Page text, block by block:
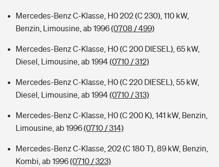
Mercedes-Benz C-Klasse, H0 202 (C 230), 110 kW,
Benzin, Limousine, ab 1996(0708 / 499)
Mercedes-Benz C-Klasse, H0 (C 200 DIESEL), 65 kW,
Diesel, Limousine, ab 1994(0710 / 312)
Mercedes-Benz C-Klasse, H0 (C 220 DIESEL), 55 kW,
Diesel, Limousine, ab 1994(0710 / 313)
Mercedes-Benz C-Klasse, H0 (C 200 K), 141 kW, Benzin,
Limousine, ab 1996(0710 / 314)
Mercedes-Benz C-Klasse, 202 (C 180 T), 89 kW, Benzin,
Kombi, ab 1996(0710 / 323)